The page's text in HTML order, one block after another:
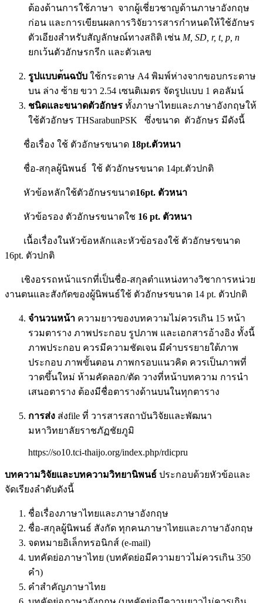
ต้องด้านการใช้ภาษา จากผู้เชี่ยวชาญด้านภาษาอังกฤษ
ก่อน และการเขียนผลการวิจัยวารสารกำหนดให้ใช้อักษร
ตัวเอียงสำหรับสัญลักษณ์ทางสถิติ เช่น M, SD, r, t, p, n
ยกเว้นตัวอักษรกรีก และตัวเลข
รูปแบบตนฉบับ ใช้กระดาษ A4 พิมพ์ห่างจากขอบกระดาษ
บน ล่าง ซ้าย ขวา 2.54 เซนติเมตร จัดรูปแบบ 1 คอลัมน์
ชนิดและขนาดตัวอักษร ทั้งภาษาไทยและภาษาอังกฤษให้
ใช้ตัวอักษร THSarabunPSK ซึ่งขนาด ตัวอักษร มีดังนี้
ชื่อเรื่อง ใช้ ตัวอักษรขนาด 18pt.ตัวหนา
ชื่อ-สกุลผู้นิพนธ์ ใช้ ตัวอักษรขนาด 14pt.ตัวปกติ
หัวข้อหลักใช้ตัวอักษรขนาด16pt. ตัวหนา
หัวข้อรอง ตัวอักษรขนาดใช 16 pt. ตัวหนา
เนื้อเรื่องในหัวข้อหลักและหัวข้อรองใช้ ตัวอักษรขนาด
16pt. ตัวปกติ
เชิงอรรถหน้าแรกที่เป็นชื่อ-สกุลตําแหน่งทางวิชาการหน่วย
งานตนและสังกัดของผู้นิพนธ์ใช้ ตัวอักษรขนาด 14 pt. ตัวปกติ
จํานวนหน้า ความยาวของบทความไม่ควรเกิน 15 หน้า
รวมตาราง ภาพประกอบ รูปภาพ และเอกสารอ้างอิง ทั้งนี้
ภาพประกอบ ควรมีความชัดเจน มีคำบรรยายใต้ภาพ
ประกอบ ภาพขั้นตอน ภาพกรอบแนวคิด ควรเป็นภาพที่
วาดขึ้นใหม่ ห้ามคัดลอก/ตัด วางที่หน้าบทความ การนำ
เสนอตาราง ต้องมีชื่อตารางด้านบนในทุกตาราง
การส่ง ส่งfile ที่ วารสารสถาบันวิจัยและพัฒนา
มหาวิทยาลัยราชภัฏชัยภูมิ
https://so10.tci-thaijo.org/index.php/rdicpru
บทความวิจัยและบทความวิทยานิพนธ์ ประกอบด้วยหัวข้อและ
จัดเรียงลําดับดังนี้
ชื่อเรื่องภาษาไทยและภาษาอังกฤษ
ชื่อ-สกุลผู้นิพนธ์ สังกัด ทุกคนภาษาไทยและภาษาอังกฤษ
จดหมายอิเล็กทรอนิกส์ (e-mail)
บทคัดย่อภาษาไทย (บทคัดย่อมีความยาวไม่ควรเกิน 350
คํา)
คําสําคัญภาษาไทย